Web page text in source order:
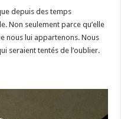
depuis des temps
Non seulement parce qu’elle
nous lui appartenons. Nous
seraient tentés de l’oublier.